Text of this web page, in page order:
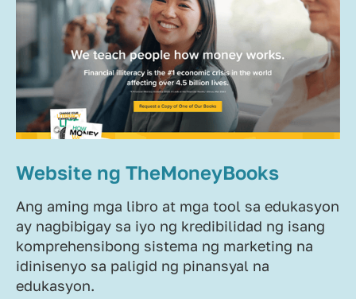
Website ng TheMoneyBooks
Ang aming mga libro at mga tool sa edukasyon
ay nagbibigay sa iyo ng kredibilidad ng isang
komprehensibong sistema ng marketing na
idinisenyo sa paligid ng pinansyal na
edukasyon.